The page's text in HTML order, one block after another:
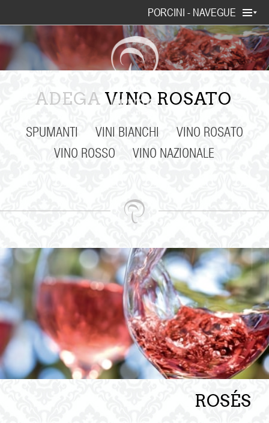
PORCINI - NAVEGUE
ADEGA VINO ROSATO
SPUMANTI VINI BIANCHI
VINO ROSATO
VINO ROSSO
VINO NAZIONALE
ROSÉS